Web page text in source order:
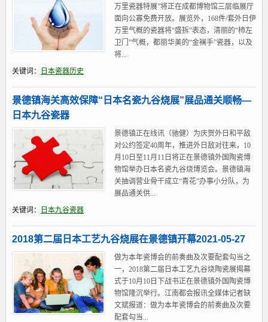
万里瓷器特展”将正在成都博物馆三层临展厅
面向公寡免费开放。展览外，168件/套外日伊
万里气概的瓷器将“盛拆”表态，清丽的“柿左
卫门”气概，都丽华美的“金襕手”瓷器，以及
将...
关键词：
日本瓷器历史
景德镇海关高效保障“日本名瓷九谷烧展”展品通关顺畅—
日本九谷瓷器
景德镇正在线讯（驰健）为庆贺外日和平敌
对公约签定40周年，推进外日敌对往来，10
月10日至11月11日将正在景德镇外国陶瓷博
物馆举办日本名瓷九谷烧博览会。景德镇海
关抽调营业骨干成立“青花”办事小分队，为
展品通关供...
关键词：
日本九谷瓷器
2018第二届日本工艺九谷烧展在景德镇开幕2021-05-27
做为本年瓷博会的前奏曲及次要配套勾当之
一，2018第二届日本工艺九谷烧陶瓷展揭幕
式于10月10日下战书正在景德镇外国陶瓷博
物馆隆沉举行。江南都会报讯全媒体记者缺
文斌报道：做为本年瓷博会的前奏曲及次要
配套勾当...